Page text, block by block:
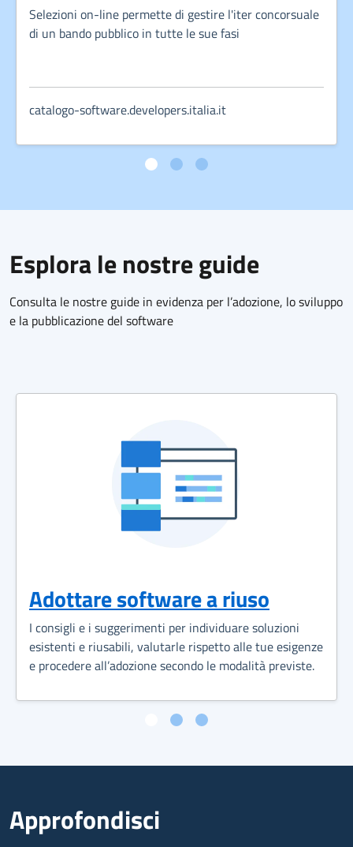
Selezioni on-line permette di gestire l'iter concorsuale
di un bando pubblico in tutte le sue fasi
catalogo-software.developers.italia.it
Esplora le nostre guide
Consulta le nostre guide in evidenza per l’adozione, lo sviluppo
e la pubblicazione del software
Adottare software a riuso
I consigli e i suggerimenti per individuare soluzioni
esistenti e riusabili, valutarle rispetto alle tue esigenze
e procedere all’adozione secondo le modalità previste.
Approfondisci